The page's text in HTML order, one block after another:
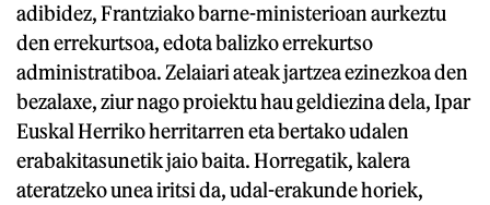
adibidez, Frantziako barne-ministerioan aurkeztu
den errekurtsoa, edota balizko errekurtso
administratiboa. Zelaiari ateak jartzea ezinezkoa den
bezalaxe, ziur nago proiektu hau geldiezina dela, Ipar
Euskal Herriko herritarren eta bertako udalen
erabakitasunetik jaio baita. Horregatik, kalera
ateratzeko unea iritsi da, udal-erakunde horiek,